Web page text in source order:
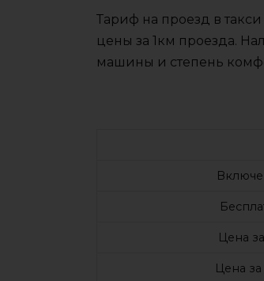
Тариф на проезд в
цены за 1км проезда.
машины и степень
Цена
Цена